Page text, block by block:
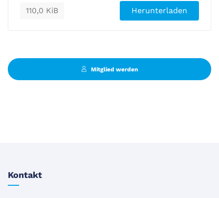
110,0 KiB Herunterladen
Mitglied werden
Kontakt